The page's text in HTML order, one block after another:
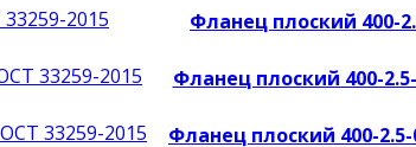
Фланец плоский 400-
Фланец плоский 400-
Фланец плоский 400-